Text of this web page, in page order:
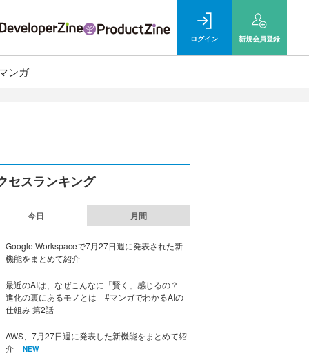
ログイン 新規会員登録
ンガ
セスランキング
今日 月間
Google Workspaceで7月27日週に発表された新
機能をまとめて紹介
最近のAIは、なぜこんなに「賢く」感じるの？
進化の裏にあるモノとは #マンガでわかるAIの
仕組み 第2話
AWS、7月27日週に発表した新機能をまとめて紹
介
NEW